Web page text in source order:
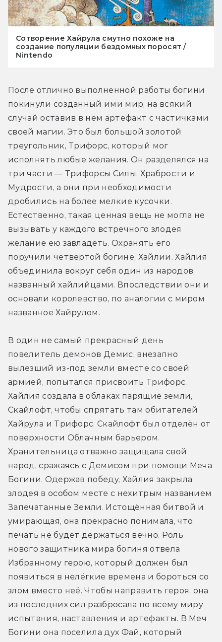
Сотворение Хайрула смутно похоже на
создание популяции бездомных поросят /
Nintendo
После отлично выполненной работы богини
покинули созданный ими мир, на всякий
случай оставив в нём артефакт с частичками
своей магии. Это был большой золотой
треугольник, Трифорс, который мог
исполнять любые желания. Он разделялся на
три части — Трифорсы Силы, Храбрости и
Мудрости, а они при необходимости
дробились на более мелкие кусочки.
Естественно, такая ценная вещь не могла не
вызывать у каждого встречного злодея
желание ею завладеть. Охранять его
поручили четвёртой богине, Хайлии. Хайлия
объединила вокруг себя один из народов,
названный хайлийцами. Впоследствии они и
основали королевство, по аналогии с миром
названное Хайрулом.
В один не самый прекрасный день
повелитель демонов Демис, внезапно
вылезший из-под земли вместе со своей
армией, попытался присвоить Трифорс.
Хайлия создала в облаках парящие земли,
Скайлофт, чтобы спрятать там обитателей
Хайрула и Трифорс. Скайлофт был отделён от
поверхности Облачным барьером.
Хранительница отважно защищала свой
народ, сражаясь с Демисом при помощи Меча
Богини. Одержав победу, Хайлия закрыла
злодея в особом месте с нехитрым названием
Запечатанные Земли. Истощённая битвой и
умирающая, она прекрасно понимала, что
печать не будет держаться вечно. Роль
нового защитника мира богиня отвела
Избранному герою, который должен был
появиться в нелёгкие времена и бороться со
злом вместо неё. Чтобы направить героя, она
из последних сил разбросала по всему миру
испытания, наставления и артефакты. В Меч
Богини она поселила дух Фай, который